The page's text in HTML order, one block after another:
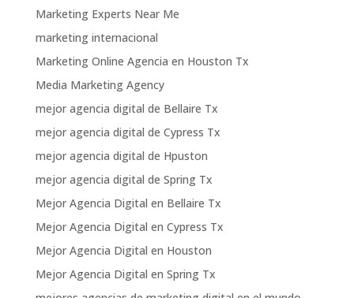
Marketing Experts Near Me
marketing internacional
Marketing Online Agencia en Houston Tx
Media Marketing Agency
mejor agencia digital de Bellaire Tx
mejor agencia digital de Cypress Tx
mejor agencia digital de Hpuston
mejor agencia digital de Spring Tx
Mejor Agencia Digital en Bellaire Tx
Mejor Agencia Digital en Cypress Tx
Mejor Agencia Digital en Houston
Mejor Agencia Digital en Spring Tx